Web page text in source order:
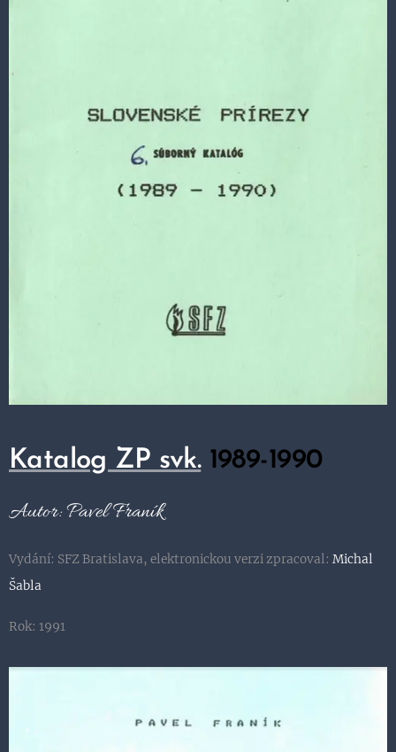
Katalog ZP svk. 1989-1990
Autor: Pavel Franík
Vydání: SFZ Bratislava, elektronickou verzi zpracoval: Michal
Šabla
Rok: 1991